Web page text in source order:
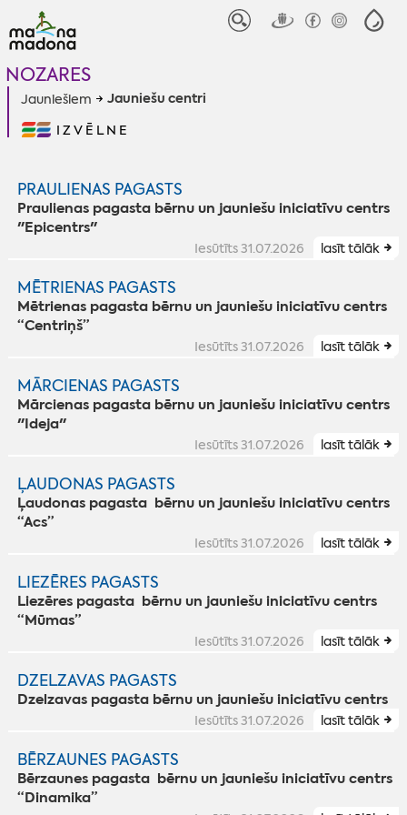
NOZARES
Jauniešiem Jauniešu centri
IZVĒLNE
PRAULIENAS PAGASTS
Praulienas pagasta bērnu un jauniešu iniciatīvu centrs
"Epicentrs"
Iesūtīts 31.07.2026 lasīt tālāk
MĒTRIENAS PAGASTS
Mētrienas pagasta bērnu un jauniešu iniciatīvu centrs
“Centriņš”
Iesūtīts 31.07.2026 lasīt tālāk
MĀRCIENAS PAGASTS
Mārcienas pagasta bērnu un jauniešu iniciatīvu centrs
"Ideja"
Iesūtīts 31.07.2026 lasīt tālāk
ĻAUDONAS PAGASTS
Ļaudonas pagasta bērnu un jauniešu iniciatīvu centrs
“Acs”
Iesūtīts 31.07.2026 lasīt tālāk
LIEZĒRES PAGASTS
Liezēres pagasta bērnu un jauniešu iniciatīvu centrs
“Mūmas”
Iesūtīts 31.07.2026 lasīt tālāk
DZELZAVAS PAGASTS
Dzelzavas pagasta bērnu un jauniešu iniciatīvu centrs
Iesūtīts 31.07.2026 lasīt tālāk
BĒRZAUNES PAGASTS
Bērzaunes pagasta bērnu un jauniešu iniciatīvu centrs
“Dinamika”